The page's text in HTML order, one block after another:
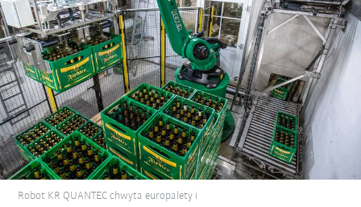
Robot KR QUANTEC chwyta europalety i